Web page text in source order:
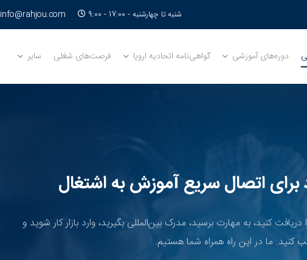
info@rahjou.com شنبه تا چهارشنبه - 17:00 - 9:00
دوره‌های آموزشی گواهی‌نامه اتحادیه اروپا فرصت‌های شغلی سایر
برای اتصال سریع آموزش به اشتغال
کنید، به مهارت برسید، مدرک بین‌المللی بگیرید، وارد بازار کار شوید و
کنید. ما در این راه همراه شما هستیم.